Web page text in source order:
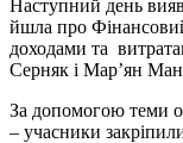
Наступний день
йшла про
доходами та
Серняк і Мар’ян
За допомогою теми
– учасники